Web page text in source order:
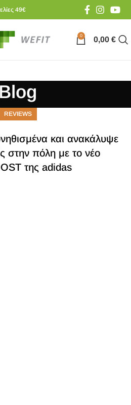
49€
0 0,00 €
Blog
REVIEWS
και ανακάλυψε
στην πόλη με το νέο
της adidas